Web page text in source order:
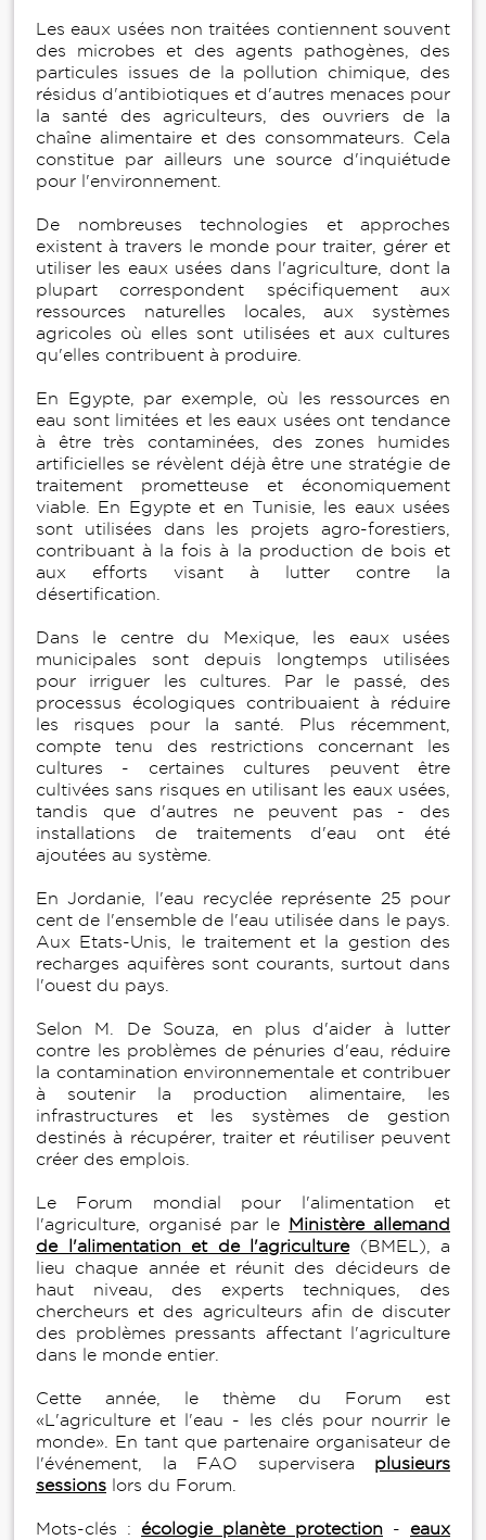
Les eaux usées non traitées contiennent souvent
des microbes et des agents pathogènes, des
particules issues de la pollution chimique, des
résidus d'antibiotiques et d'autres menaces pour
la santé des agriculteurs, des ouvriers de la
chaîne alimentaire et des consommateurs. Cela
constitue par ailleurs une source d'inquiétude
pour l'environnement.
De nombreuses technologies et approches
existent à travers le monde pour traiter, gérer et
utiliser les eaux usées dans l'agriculture, dont la
plupart correspondent spécifiquement aux
ressources naturelles locales, aux systèmes
agricoles où elles sont utilisées et aux cultures
qu'elles contribuent à produire.
En Egypte, par exemple, où les ressources en
eau sont limitées et les eaux usées ont tendance
à être très contaminées, des zones humides
artificielles se révèlent déjà être une stratégie de
traitement prometteuse et économiquement
viable. En Egypte et en Tunisie, les eaux usées
sont utilisées dans les projets agro-forestiers,
contribuant à la fois à la production de bois et
aux efforts visant à lutter contre la
désertification.
Dans le centre du Mexique, les eaux usées
municipales sont depuis longtemps utilisées
pour irriguer les cultures. Par le passé, des
processus écologiques contribuaient à réduire
les risques pour la santé. Plus récemment,
compte tenu des restrictions concernant les
cultures - certaines cultures peuvent être
cultivées sans risques en utilisant les eaux usées,
tandis que d'autres ne peuvent pas - des
installations de traitements d'eau ont été
ajoutées au système.
En Jordanie, l'eau recyclée représente 25 pour
cent de l'ensemble de l'eau utilisée dans le pays.
Aux Etats-Unis, le traitement et la gestion des
recharges aquifères sont courants, surtout dans
l'ouest du pays.
Selon M. De Souza, en plus d'aider à lutter
contre les problèmes de pénuries d'eau, réduire
la contamination environnementale et contribuer
à soutenir la production alimentaire, les
infrastructures et les systèmes de gestion
destinés à récupérer, traiter et réutiliser peuvent
créer des emplois.
Le Forum mondial pour l'alimentation et
l'agriculture, organisé par le Ministère allemand
de l'alimentation et de l'agriculture(BMEL), a
lieu chaque année et réunit des décideurs de
haut niveau, des experts techniques, des
chercheurs et des agriculteurs afin de discuter
des problèmes pressants affectant l'agriculture
dans le monde entier.
Cette année, le thème du Forum est
«L'agriculture et l'eau - les clés pour nourrir le
monde». En tant que partenaire organisateur de
l'événement, la FAO supervisera plusieurs
sessions lors du Forum.
Mots-clés : écologie planète protection - eaux